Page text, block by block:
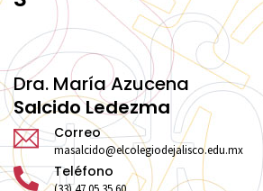
Dra. María Azucena
Salcido Ledezma
Correo
masalcido@elcolegiodejalisco.edu.mx
Teléfono